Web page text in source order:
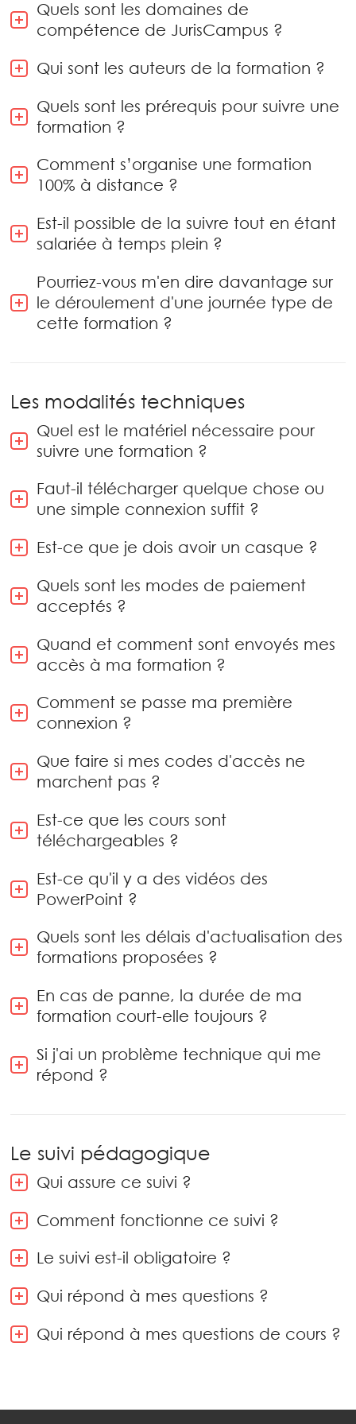
Quels sont les domaines de
compétence de JurisCampus ?
Qui sont les auteurs de la formation ?
Quels sont les prérequis pour suivre une
formation ?
Comment s’organise une formation
100% à distance ?
Est-il possible de la suivre tout en étant
salariée à temps plein ?
Pourriez-vous m'en dire davantage sur
le déroulement d'une journée type de
cette formation ?
Les modalités techniques
Quel est le matériel nécessaire pour
suivre une formation ?
Faut-il télécharger quelque chose ou
une simple connexion suffit ?
Est-ce que je dois avoir un casque ?
Quels sont les modes de paiement
acceptés ?
Quand et comment sont envoyés mes
accès à ma formation ?
Comment se passe ma première
connexion ?
Que faire si mes codes d'accès ne
marchent pas ?
Est-ce que les cours sont
téléchargeables ?
Est-ce qu'il y a des vidéos des
PowerPoint ?
Quels sont les délais d'actualisation des
formations proposées ?
En cas de panne, la durée de ma
formation court-elle toujours ?
Si j'ai un problème technique qui me
répond ?
Le suivi pédagogique
Qui assure ce suivi ?
Comment fonctionne ce suivi ?
Le suivi est-il obligatoire ?
Qui répond à mes questions ?
Qui répond à mes questions de cours ?